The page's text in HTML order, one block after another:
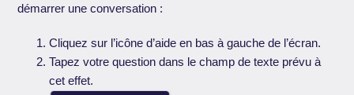
démarrer une conversation :
Cliquez sur l’icône d’aide en bas à gauche de l’écran.
Tapez votre question dans le champ de texte prévu à
cet effet.